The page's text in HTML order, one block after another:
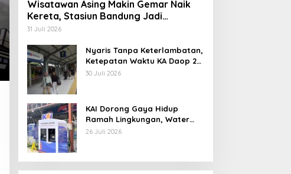
Wisatawan Asing Makin Gemar Naik
Kereta, Stasiun Bandung Jadi
Gerbang Utama di Jawa Barat
31 Juli 2026
Nyaris Tanpa Keterlambatan,
Ketepatan Waktu KA Daop 2
Bandung Tembus 99,85
30 Juli 2026
KAI Dorong Gaya Hidup
Ramah Lingkungan, Water
Station Berpotensi Kurangi
26 Juli 2026